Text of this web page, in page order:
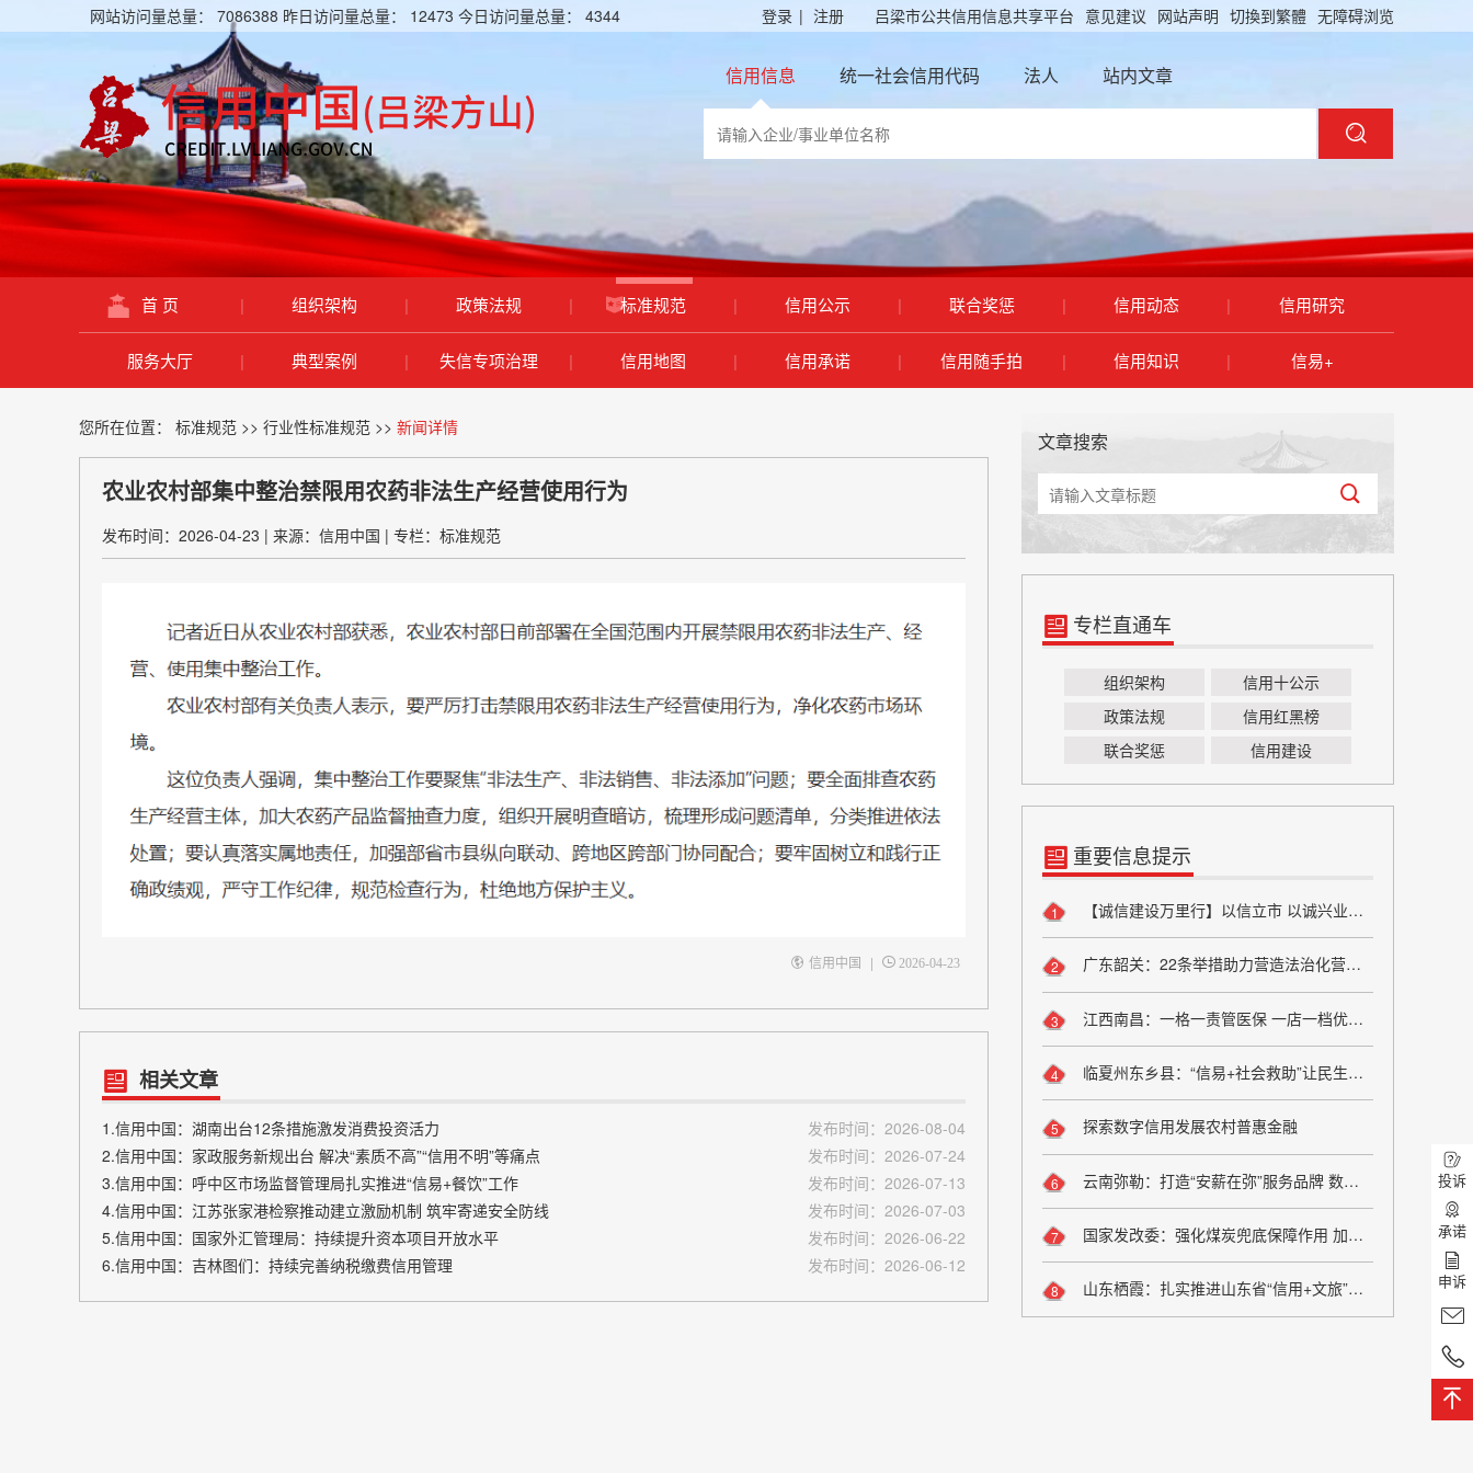
网站访问量总量： 7086388 昨日访问量总量： 12473 今日访问量总量： 4344 无障碍浏览
切換到繁體
网站声明
意见建议
吕梁市公共信用信息共享平台
登录 | 注册
信用信息 统一社会信用代码 法人 站内文章
首 页 | 组织架构 | 政策法规 | 标准规范 | 信用公示 | 联合奖惩 | 信用动态 | 信用研究
服务大厅 | 典型案例 | 失信专项治理 | 信用地图 | 信用承诺 | 信用随手拍 | 信用知识 | 信易+
您所在位置： 标准规范 >> 行业性标准规范 >> 新闻详情
农业农村部集中整治禁限用农药非法生产经营使用行为
发布时间：2026-04-23 | 来源：信用中国 | 专栏：标准规范
信用中国 | 2026-04-23
相关文章
1.信用中国：湖南出台12条措施激发消费投资活力
发布时间：2026-08-04
2.信用中国：家政服务新规出台 解决“素质不高”“信用不明”等痛点
发布时间：2026-07-24
3.信用中国：呼中区市场监督管理局扎实推进“信易+餐饮”工作
发布时间：2026-07-13
4.信用中国：江苏张家港检察推动建立激励机制 筑牢寄递安全防线
发布时间：2026-07-03
5.信用中国：国家外汇管理局：持续提升资本项目开放水平
发布时间：2026-06-22
6.信用中国：吉林图们：持续完善纳税缴费信用管理
发布时间：2026-06-12
文章搜索
专栏直通车
组织架构
信用十公示
政策法规
信用红黑榜
联合奖惩
信用建设
重要信息提示
【诚信建设万里行】以信立市 以诚兴业——方山县烟草专卖局诚信宣传
1
广东韶关：22条举措助力营造法治化营商环境
2
江西南昌：一格一责管医保 一店一档优服务
3
临夏州东乡县：“信易+社会救助”让民生兜底更精准更公平
4
探索数字信用发展农村普惠金融
5
云南弥勒：打造“安薪在弥”服务品牌 数字化监管夯实诚信用工根基
6
国家发改委：强化煤炭兜底保障作用 加大油气增储上产力度
7
山东栖霞：扎实推进山东省“信用+文旅”场景应用落地
8
投诉
承诺
申诉